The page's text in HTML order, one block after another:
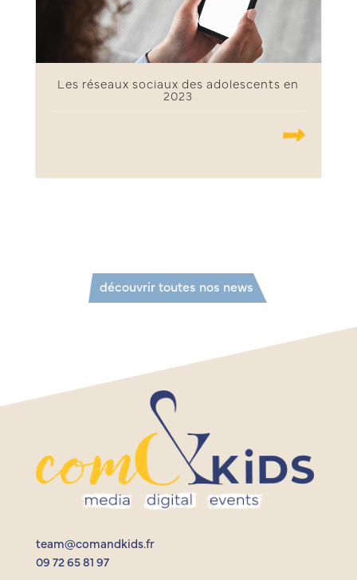
Les réseaux sociaux des adolescents en
2023
.......
découvrir toutes nos news
team@comandkids.fr
09 72 65 81 97